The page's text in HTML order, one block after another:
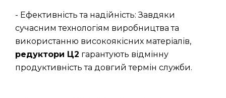
- Ефективність та надійність: Завдяки
сучасним технологіям виробництва та
використанню високоякісних матеріалів,
редуктори Ц2 гарантують відмінну
продуктивність та довгий термін служби.